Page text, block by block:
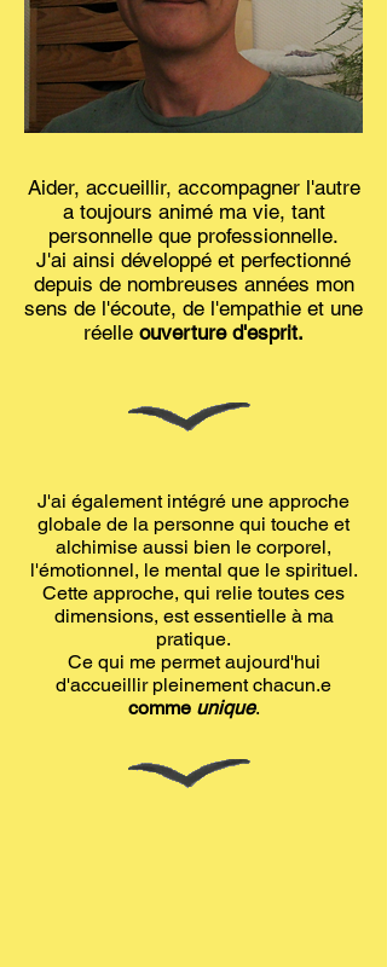
Aider, accueillir, accompagner l'autre
a toujours animé ma vie, tant
personnelle que professionnelle.
J'ai ainsi développé et perfectionné
depuis de nombreuses années mon
sens de l'écoute, de l'empathie et une
réelle ouverture d'esprit.
J'ai également intégré une approche
globale de la personne qui touche et
alchimise aussi bien le corporel,
l'émotionnel, le mental que le spirituel.
Cette approche, qui relie toutes ces
dimensions, est essentielle à ma
pratique.
Ce qui me permet aujourd'hui
d'accueillir pleinement chacun.e
comme unique.